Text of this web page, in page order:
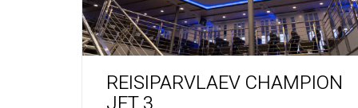
REISIPARVLAEV CHAMPION